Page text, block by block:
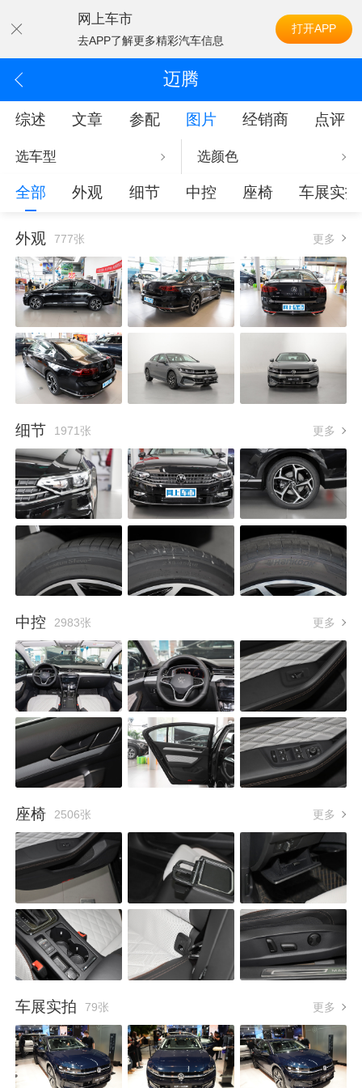
网上车市
去APP了解更多精彩汽车信息
打开APP
迈腾
综述 文章 参配 图片 经销商 点评
选车型 选颜色
全部 外观 细节 中控 座椅 车展实拍
外观 777张 更多
细节 1971张 更多
中控 2983张 更多
座椅 2506张 更多
车展实拍 79张 更多